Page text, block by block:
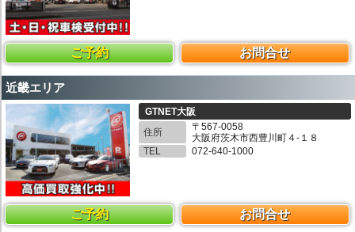
ご予約 お問合せ
近畿エリア
GTNET大阪
住所
〒567-0058
大阪府茨木市西豊川町４-１８
TEL
072-640-1000
ご予約 お問合せ